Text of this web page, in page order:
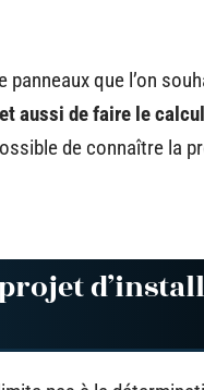
que l’on
aussi de faire le
de connaître la